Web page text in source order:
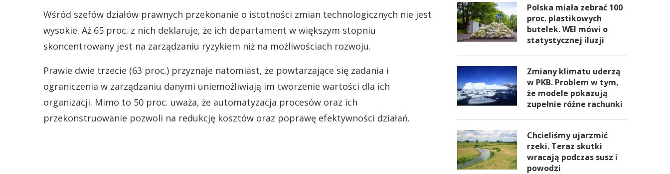
Wśród szefów działów prawnych przekonanie o istotności zmian technologicznych nie jest
wysokie. Aż 65 proc. z nich deklaruje, że ich departament w większym stopniu
skoncentrowany jest na zarządzaniu ryzykiem niż na możliwościach rozwoju.
Prawie dwie trzecie (63 proc.) przyznaje natomiast, że powtarzające się zadania i
ograniczenia w zarządzaniu danymi uniemożliwiają im tworzenie wartości dla ich
organizacji. Mimo to 50 proc. uważa, że automatyzacja procesów oraz ich
przekonstruowanie pozwoli na redukcję kosztów oraz poprawę efektywności działań.
Polska miała zebrać 100
proc. plastikowych
butelek. WEI mówi o
statystycznej iluzji
Zmiany klimatu uderzą
w PKB. Problem w tym,
że modele pokazują
zupełnie różne rachunki
Chcieliśmy ujarzmić
rzeki. Teraz skutki
wracają podczas susz i
powodzi